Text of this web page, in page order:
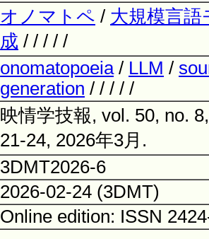
オノマトペ / 大規模言語
成 / / / / /
onomatopoeia/ LLM /
generation / / / / /
映情学技報, vol. 50, no.
21-24, 2026年3月.
3DMT2026-6
2026-02-24 (3DMT)
Online edition: ISSN